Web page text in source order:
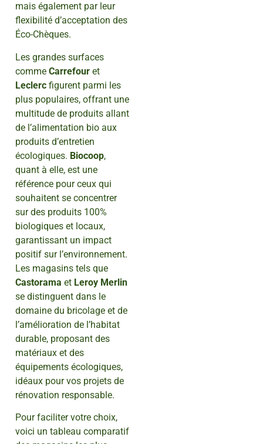
mais également par leur
flexibilité d’acceptation des
Éco-Chèques.
Les grandes surfaces
comme Carrefour et
Leclerc figurent parmi les
plus populaires, offrant une
multitude de produits allant
de l’alimentation bio aux
produits d’entretien
écologiques. Biocoop,
quant à elle, est une
référence pour ceux qui
souhaitent se concentrer
sur des produits 100%
biologiques et locaux,
garantissant un impact
positif sur l’environnement.
Les magasins tels que
Castorama et Leroy Merlin
se distinguent dans le
domaine du bricolage et de
l’amélioration de l’habitat
durable, proposant des
matériaux et des
équipements écologiques,
idéaux pour vos projets de
rénovation responsable.
Pour faciliter votre choix,
voici un tableau comparatif